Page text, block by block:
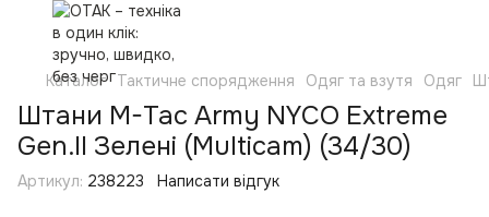
Каталог Тактичне спорядження Одяг та взутя Одяг
Штани M-Tac Army NYCO Extreme
Gen.II Зелені (Multicam) (34/30)
Артикул: 238223 Написати відгук